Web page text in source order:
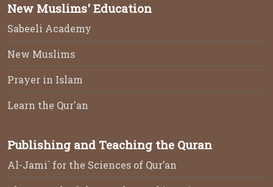
New Muslims' Education
Sabeeli Academy
New Muslims
Prayer in Islam
Learn the Qur'an
Publishing and Teaching the Quran
Al-Jami` for the Sciences of Qur’an